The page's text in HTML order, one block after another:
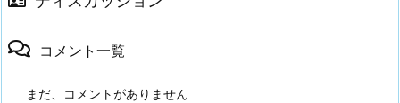
コメント一覧
まだ、コメントがありません